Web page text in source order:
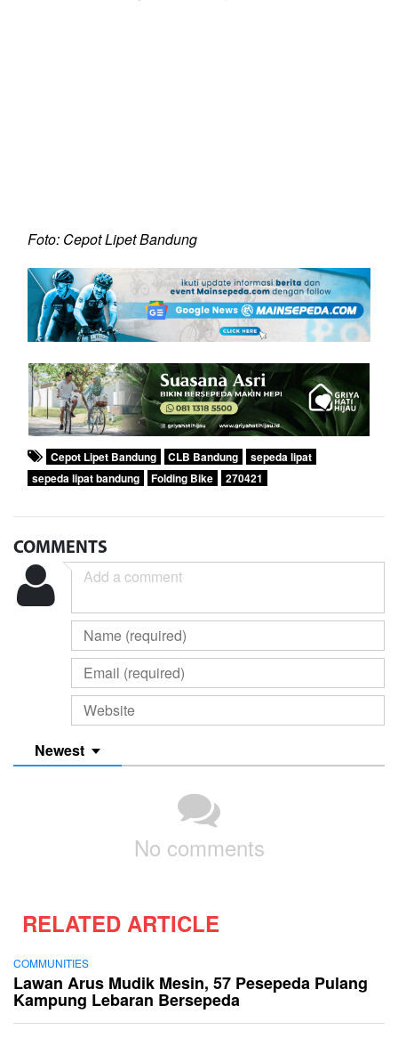
Foto: Cepot Lipet Bandung
Cepot Lipet Bandung CLB Bandung
sepeda lipat
sepeda lipat bandung
Folding Bike 270421
COMMENTS
Newest
No comments
RELATED ARTICLE
COMMUNITIES
Lawan Arus Mudik Mesin, 57 Pesepeda Pulang
Kampung Lebaran Bersepeda